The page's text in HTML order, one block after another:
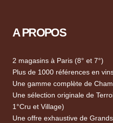
A PROPOS
2 magasins à Paris (8° et 7°)
Plus de 1000 références en
Une gamme complète de
Une sélection originale de
1°Cru et Village)
Une offre exhaustive de